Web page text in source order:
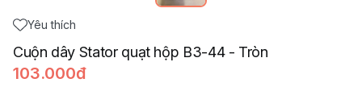
Yêu thích
Cuộn dây Stator quạt hộp B3-44 - Tròn
103.000đ